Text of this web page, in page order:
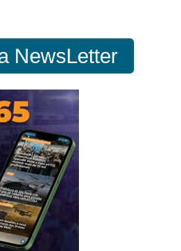
NewsLetter